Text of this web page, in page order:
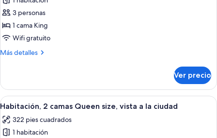
de
Habitación,
1
King
a
la
ciudad
3 personas
1 cama King
Wifi gratuito
Más detalles
Más
1
cama
King
vista
Ver precio
Abrir
todas
las
fotos
Una habitación de hotel con una
9
Habitación, 2 camas Queen size, vista a la ciudad
322 pies cuadrados
1 habitación